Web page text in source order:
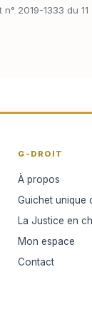
2019-1333 du 11
G-DROIT
À propos
Guichet unique
La Justice en
Mon espace
Contact